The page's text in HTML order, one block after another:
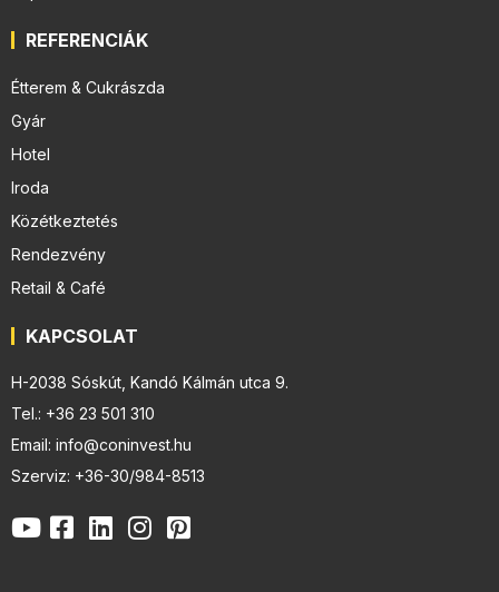
REFERENCIÁK
Étterem & Cukrászda
Gyár
Hotel
Iroda
Közétkeztetés
Rendezvény
Retail & Café
KAPCSOLAT
H-2038 Sóskút, Kandó Kálmán utca 9.
Tel.: +36 23 501 310
Email: info@coninvest.hu
Szerviz: +36-30/984-8513